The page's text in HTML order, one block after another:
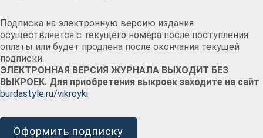
Подписка на электронную версию издания
осуществляется с текущего номера после поступления
оплаты или будет продлена после окончания текущей
подписки.
ЭЛЕКТРОННАЯ ВЕРСИЯ ЖУРНАЛА ВЫХОДИТ БЕЗ
ВЫКРОЕК. Для приобретения выкроек заходите на сайт
burdastyle.ru/vikroyki.
Оформить подписку